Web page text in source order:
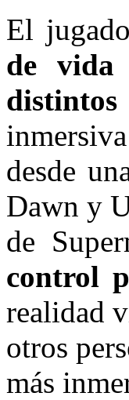
El
de vida
distintos
desde
Dawn y
de
control
realidad
otros
más